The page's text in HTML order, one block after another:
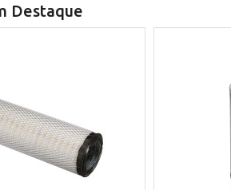
Destaque